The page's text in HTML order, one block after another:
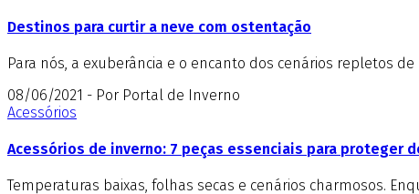
Destinos para curtir a neve com ostentação
Para nós, a exuberância e o encanto dos cenários repletos
08/06/2021 - Por Portal de Inverno
Acessórios
Acessórios de inverno: 7 peças essenciais para proteger
Temperaturas baixas, folhas secas e cenários charmosos.